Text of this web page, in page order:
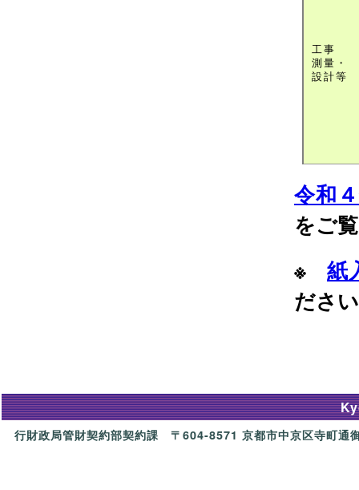
工事
測量・
設計等
令和
をご
※ 紙
ださ
行財政局管財契約部契約課 〒604-8571 京都市中京区寺